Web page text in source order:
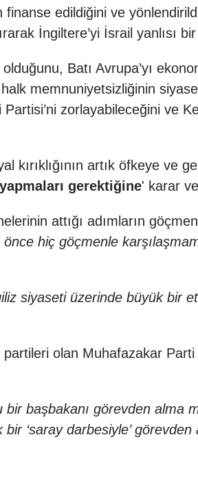
finanse edildiğini ve
İngiltere’yi İsrail yanlısı
Batı Avrupa’yı
halk memnuniyetsizliğinin
zorlayabileceğini ve
kırıklığının artık öfkeye
gerektiğine' karar
attığı adımların
hiç göçmenle
siyaseti üzerinde büyük bir
olan Muhafazakar
bir başbakanı görevden alma
‘saray darbesiyle’ görevden